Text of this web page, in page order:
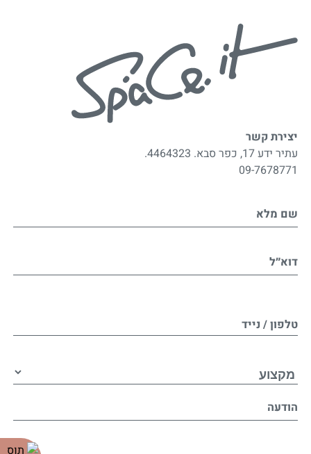
יצירת קשר
עתיר ידע 17, כפר סבא. 4464323.
09-7678771
שם מלא
דוא״ל
טלפון / נייד
הודעה